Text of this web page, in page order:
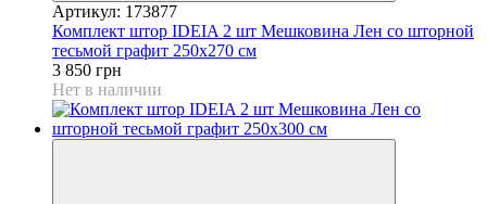
Артикул: 173877
Комплект штор IDEIA 2 шт Мешковина Лен со шторной
тесьмой графит 250х270 см
3 850 грн
Нет в наличии